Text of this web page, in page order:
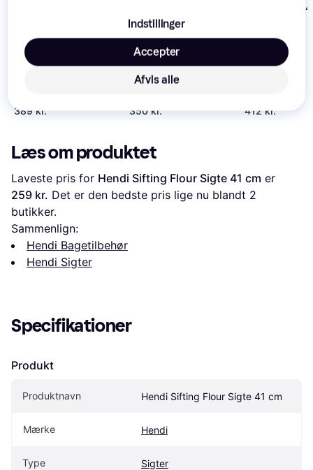
389 kr.
cm
350 kr.
Rösle - Sigte
412 kr.
Læs om produktet
Laveste pris for Hendi Sifting Flour Sigte 41 cm
259 kr. Det er den bedste pris lige nu blandt 2
butikker.
Sammenlign:
Hendi Bagetilbehør
Hendi Sigter
Specifikationer
Produkt
Produktnavn Hendi Sifting Flour Sigte 41 cm
Mærke Hendi
Type Sigter
Indstillinger
Afvis alle
Accepter